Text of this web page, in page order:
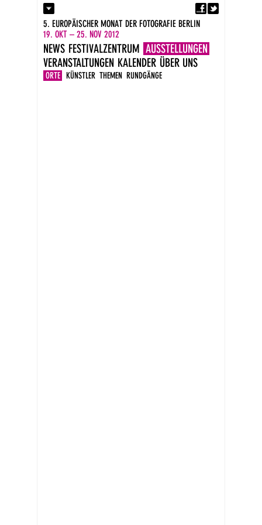
Kontakt
Presse
Impressum
DE
EN
5. EUROPÄISCHER MONAT DER FOTOGRAFIE BERLIN
19. OKT – 25. NOV 2012
NEWS FESTIVALZENTRUM AUSSTELLUNGEN
ORTE KÜNSTLER THEMEN RUNDGÄNGE
VERANSTALTUNGEN KALENDER ÜBER UNS